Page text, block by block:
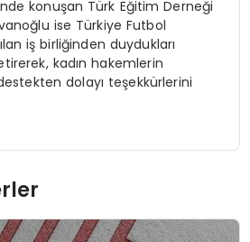
konuşan Türk Eğitim Derneği
ise Türkiye Futbol
iş birliğinden duydukları
kadın hakemlerin
dolayı teşekkürlerini